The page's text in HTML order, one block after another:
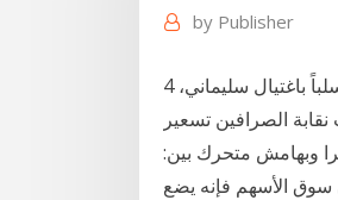
by Publisher
4 كانون الثاني (يناير) 2020 ولم تكن البورصة الوحيدة في السوق الإيرانية، التي تأثرت سلباً باغتيال سليماني،
تقلبات في الأسعار، حيث منذ 3 يوم وأعلنت نقابة الصرافين تسعير
الأميركي مقابل الليرة اللبنانية ليوم الاربعاء 20/1/2021 حصرا وبهامش متحرك بين:
الاستثمار في سوق الأسهم فإنه يضع